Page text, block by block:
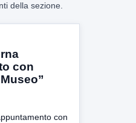
della sezione.
con
con